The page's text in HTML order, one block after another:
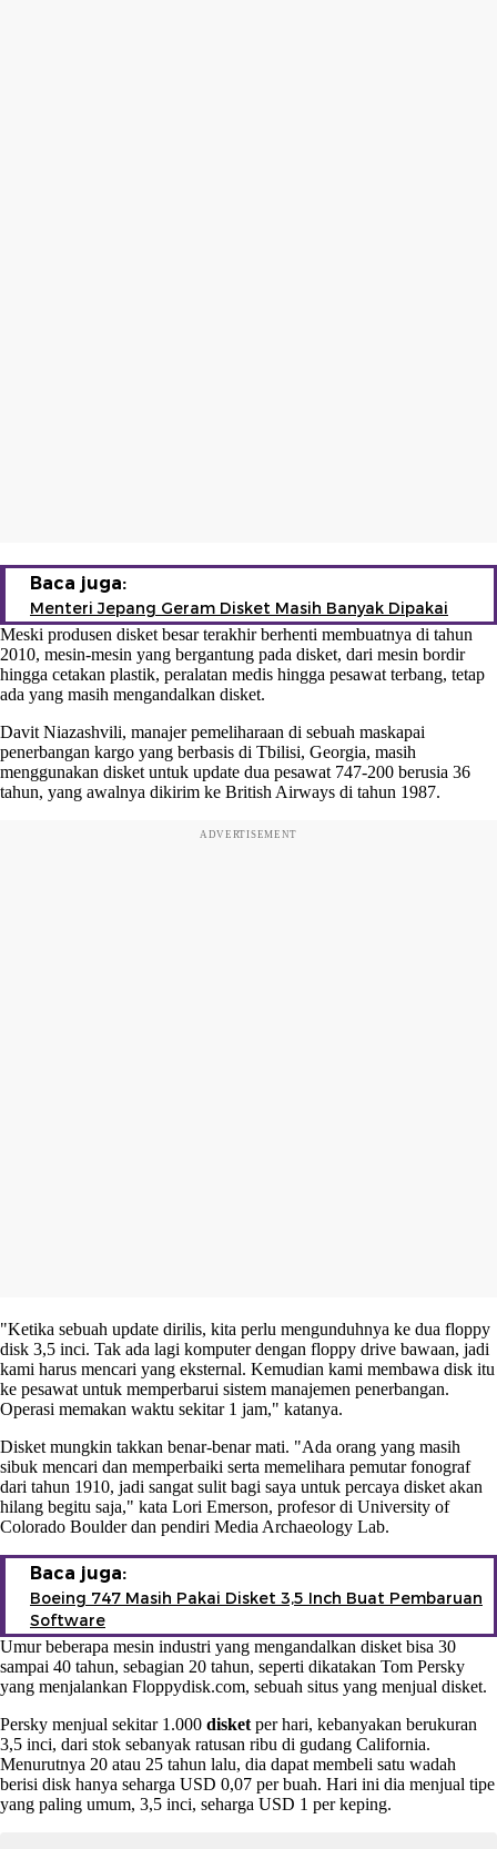
Baca juga:
Menteri Jepang Geram Disket Masih Banyak Dipakai
Meski produsen disket besar terakhir berhenti membuatnya di tahun
2010, mesin-mesin yang bergantung pada disket, dari mesin bordir
hingga cetakan plastik, peralatan medis hingga pesawat terbang, tetap
ada yang masih mengandalkan disket.
Davit Niazashvili, manajer pemeliharaan di sebuah maskapai
penerbangan kargo yang berbasis di Tbilisi, Georgia, masih
menggunakan disket untuk update dua pesawat 747-200 berusia 36
tahun, yang awalnya dikirim ke British Airways di tahun 1987.
ADVERTISEMENT
"Ketika sebuah update dirilis, kita perlu mengunduhnya ke dua floppy
disk 3,5 inci. Tak ada lagi komputer dengan floppy drive bawaan, jadi
kami harus mencari yang eksternal. Kemudian kami membawa disk itu
ke pesawat untuk memperbarui sistem manajemen penerbangan.
Operasi memakan waktu sekitar 1 jam," katanya.
Disket mungkin takkan benar-benar mati. "Ada orang yang masih
sibuk mencari dan memperbaiki serta memelihara pemutar fonograf
dari tahun 1910, jadi sangat sulit bagi saya untuk percaya disket akan
hilang begitu saja," kata Lori Emerson, profesor di University of
Colorado Boulder dan pendiri Media Archaeology Lab.
Baca juga:
Boeing 747 Masih Pakai Disket 3,5 Inch Buat Pembaruan
Software
Umur beberapa mesin industri yang mengandalkan disket bisa 30
sampai 40 tahun, sebagian 20 tahun, seperti dikatakan Tom Persky
yang menjalankan Floppydisk.com, sebuah situs yang menjual disket.
Persky menjual sekitar 1.000 disket per hari, kebanyakan berukuran
3,5 inci, dari stok sebanyak ratusan ribu di gudang California.
Menurutnya 20 atau 25 tahun lalu, dia dapat membeli satu wadah
berisi disk hanya seharga USD 0,07 per buah. Hari ini dia menjual tipe
yang paling umum, 3,5 inci, seharga USD 1 per keping.